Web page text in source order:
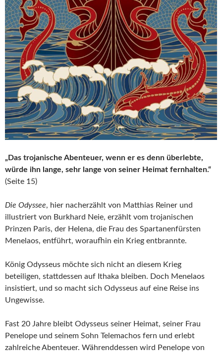
„Das trojanische Abenteuer, wenn er es denn überlebte,
würde ihn lange, sehr lange von seiner Heimat fernhalten.“
(Seite 15)
Die Odyssee, hier nacherzählt von Matthias Reiner und
illustriert von Burkhard Neie, erzählt vom trojanischen
Prinzen Paris, der Helena, die Frau des Spartanenfürsten
Menelaos, entführt, woraufhin ein Krieg entbrannte.
König Odysseus möchte sich nicht an diesem Krieg
beteiligen, stattdessen auf Ithaka bleiben. Doch Menelaos
insistiert, und so macht sich Odysseus auf eine Reise ins
Ungewisse.
Fast 20 Jahre bleibt Odysseus seiner Heimat, seiner Frau
Penelope und seinem Sohn Telemachos fern und erlebt
zahlreiche Abenteuer. Währenddessen wird Penelope von